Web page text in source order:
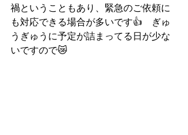
禍ということもあり、緊急のご依頼に
も対応できる場合が多いです👍　ぎゅ
うぎゅうに予定が詰まってる日が少な
いですので😿